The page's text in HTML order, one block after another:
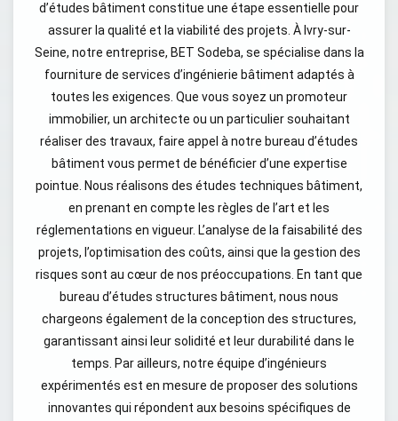
d’études bâtiment constitue une étape essentielle pour
assurer la qualité et la viabilité des projets. À Ivry-sur-
Seine, notre entreprise, BET Sodeba, se spécialise dans la
fourniture de services d’ingénierie bâtiment adaptés à
toutes les exigences. Que vous soyez un promoteur
immobilier, un architecte ou un particulier souhaitant
réaliser des travaux, faire appel à notre bureau d’études
bâtiment vous permet de bénéficier d’une expertise
pointue. Nous réalisons des études techniques bâtiment,
en prenant en compte les règles de l’art et les
réglementations en vigueur. L’analyse de la faisabilité des
projets, l’optimisation des coûts, ainsi que la gestion des
risques sont au cœur de nos préoccupations. En tant que
bureau d’études structures bâtiment, nous nous
chargeons également de la conception des structures,
garantissant ainsi leur solidité et leur durabilité dans le
temps. Par ailleurs, notre équipe d’ingénieurs
expérimentés est en mesure de proposer des solutions
innovantes qui répondent aux besoins spécifiques de